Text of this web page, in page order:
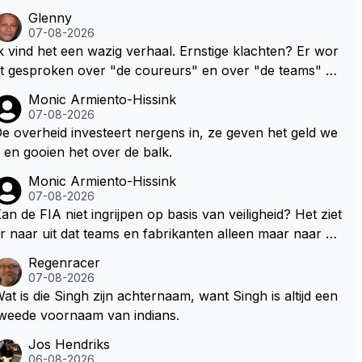
Glenny
07-08-2026
vind het een wazig verhaal. Ernstige klachten? Er wor
gesproken over "de coureurs" en over "de teams" zo
standpunten c.q. opvattingen zijn verdeeld. Ik bedoel, h
coureurs, 2, 8 of meer? En hoeveel en welke tea
het daardoor lastig om de juiste
in de nabije toekomst.
Monic Armiento-Hissink
07-08-2026
overheid investeert nergens in, ze geven het geld we
en gooien het over de balk.
Monic Armiento-Hissink
07-08-2026
de FIA niet ingrijpen op basis van veiligheid? Het ziet
naar uit dat teams en fabrikanten alleen maar naar hu
de laatste plaats komt. Eigenlijk hebben coureurs ma
weinig te vertellen over hun veiligheid, er wordt toch
naar ze geluisterd.
Regenracer
07-08-2026
is die Singh zijn achternaam, want Singh is altijd een
voornaam van indians.
Jos Hendriks
06-08-2026